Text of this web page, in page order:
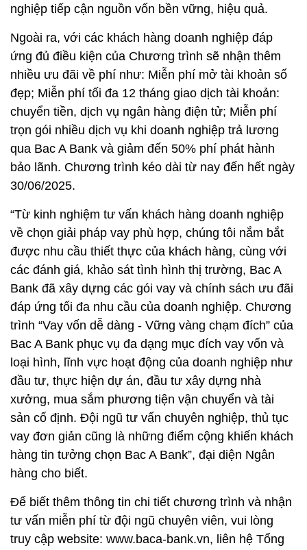
nghiệp tiếp cận nguồn vốn bền vững, hiệu quả.
Ngoài ra, với các khách hàng doanh nghiệp đáp
ứng đủ điều kiện của Chương trình sẽ nhận thêm
nhiều ưu đãi về phí như: Miễn phí mở tài khoản số
đẹp; Miễn phí tối đa 12 tháng giao dịch tài khoản:
chuyển tiền, dịch vụ ngân hàng điện tử; Miễn phí
trọn gói nhiều dịch vụ khi doanh nghiệp trả lương
qua Bac A Bank và giảm đến 50% phí phát hành
bảo lãnh. Chương trình kéo dài từ nay đến hết ngày
30/06/2025.
“Từ kinh nghiệm tư vấn khách hàng doanh nghiệp
về chọn giải pháp vay phù hợp, chúng tôi nắm bắt
được nhu cầu thiết thực của khách hàng, cùng với
các đánh giá, khảo sát tình hình thị trường, Bac A
Bank đã xây dựng các gói vay và chính sách ưu đãi
đáp ứng tối đa nhu cầu của doanh nghiệp. Chương
trình “Vay vốn dễ dàng - Vững vàng chạm đích” của
Bac A Bank phục vụ đa dạng mục đích vay vốn và
loại hình, lĩnh vực hoạt động của doanh nghiệp như
đầu tư, thực hiện dự án, đầu tư xây dựng nhà
xưởng, mua sắm phương tiện vận chuyển và tài
sản cố định. Đội ngũ tư vấn chuyên nghiệp, thủ tục
vay đơn giản cũng là những điểm cộng khiến khách
hàng tin tưởng chọn Bac A Bank”, đại diện Ngân
hàng cho biết.
Để biết thêm thông tin chi tiết chương trình và nhận
tư vấn miễn phí từ đội ngũ chuyên viên, vui lòng
truy cập website: www.baca-bank.vn, liên hệ Tổng